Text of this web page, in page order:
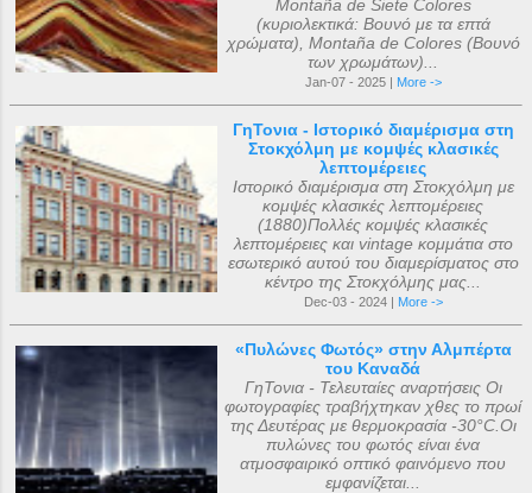
Montaña de Siete Colores
(κυριολεκτικά: Βουνό με τα επτά
χρώματα), Montaña de Colores (Βουνό
των χρωμάτων)...
Jan-07 - 2025 | More ->
ΓηΤονια - Ιστορικό διαμέρισμα στη
Στοκχόλμη με κομψές κλασικές
λεπτομέρειες
Ιστορικό διαμέρισμα στη Στοκχόλμη με
κομψές κλασικές λεπτομέρειες
(1880)Πολλές κομψές κλασικές
λεπτομέρειες και vintage κομμάτια στο
εσωτερικό αυτού του διαμερίσματος στο
κέντρο της Στοκχόλμης μας...
Dec-03 - 2024 | More ->
«Πυλώνες Φωτός» στην Αλμπέρτα
του Καναδά
ΓηΤονια - Τελευταίες αναρτήσεις Οι
φωτογραφίες τραβήχτηκαν χθες το πρωί
της Δευτέρας με θερμοκρασία -30°C.Οι
πυλώνες του φωτός είναι ένα
ατμοσφαιρικό οπτικό φαινόμενο που
εμφανίζεται...